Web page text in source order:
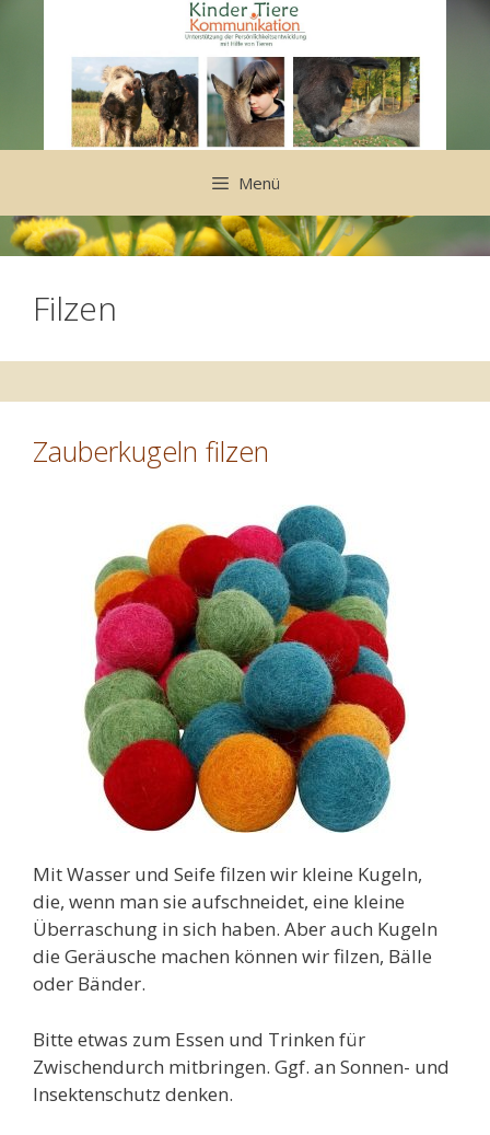
Menü
Filzen
Zauberkugeln filzen
Mit Wasser und Seife filzen wir kleine Kugeln,
die, wenn man sie aufschneidet, eine kleine
Überraschung in sich haben. Aber auch Kugeln
die Geräusche machen können wir filzen, Bälle
oder Bänder.
Bitte etwas zum Essen und Trinken für
Zwischendurch mitbringen. Ggf. an Sonnen- und
Insektenschutz denken.